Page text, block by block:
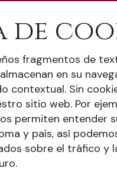
fragmentos de
en su
contextual. Sin
sitio web. Por
permiten entender
y país, así
sobre el tráfico y